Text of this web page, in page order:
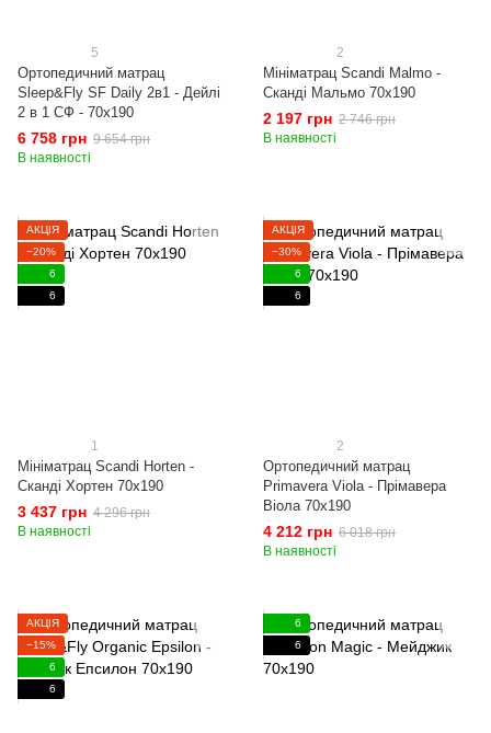
5
Ортопедичний матрац
Sleep&Fly SF Daily 2в1 - Дейлі
2 в 1 СФ - 70x190
6 758 грн 9 654 грн
В наявності
2
Мініматрац Scandi Malmo -
Сканді Мальмо 70x190
2 197 грн 2 746 грн
В наявності
АКЦІЯ
−20%
6
6
1
Мініматрац Scandi Horten -
Сканді Хортен 70x190
3 437 грн 4 296 грн
В наявності
АКЦІЯ
−30%
6
6
2
Ортопедичний матрац
Primavera Viola - Прімавера
Віола 70x190
4 212 грн 6 018 грн
В наявності
АКЦІЯ
−15%
6
6
6
6